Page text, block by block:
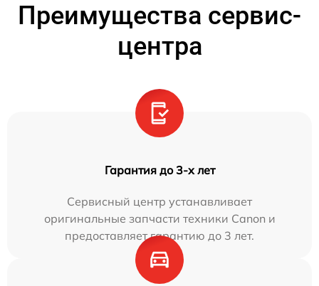
Преимущества сервис-
центра
Гарантия до 3-х лет
Сервисный центр устанавливает
оригинальные запчасти техники Canon и
предоставляет гарантию до 3 лет.